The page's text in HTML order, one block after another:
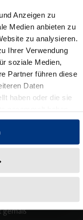
Anzeigen zu
Medien anbieten zu
zu analysieren.
Ihrer Verwendung
soziale Medien,
Partner führen diese
Daten
haben oder die sie
gemäß